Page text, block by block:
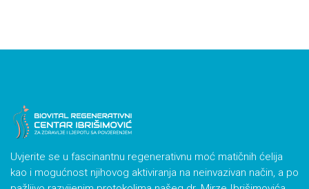
Uvjerite se u fascinantnu regenerativnu moć matičnih ćelija
kao i mogućnost njihovog aktiviranja na neinvazivan način, a po